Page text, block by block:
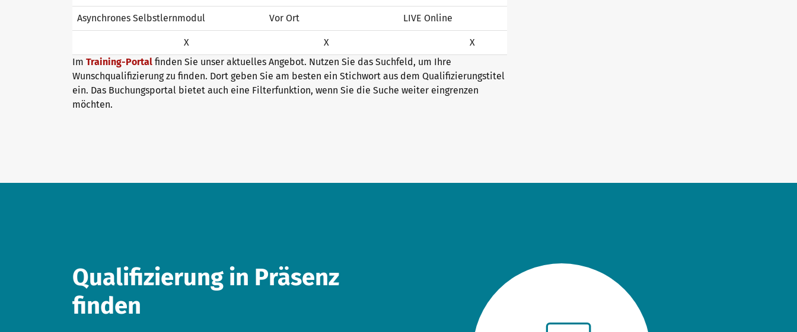
Asynchrones Selbstlernmodul Vor Ort LIVE Online
X X
X
Im Training-Portal finden Sie unser aktuelles Angebot. Nutzen Sie das Suchfeld, um Ihre
Wunschqualifizierung zu finden. Dort geben Sie am besten ein Stichwort aus dem Qualifizierungstitel
ein. Das Buchungsportal bietet auch eine Filterfunktion, wenn Sie die Suche weiter eingrenzen
möchten.
Qualifizierung in Präsenz
finden